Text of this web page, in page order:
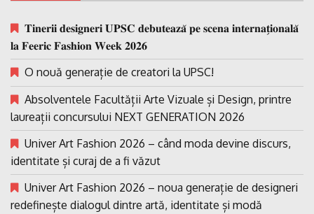
𝐓𝐢𝐧𝐞𝐫𝐢𝐢 𝐝𝐞𝐬𝐢𝐠𝐧𝐞𝐫𝐢 𝐔𝐏𝐒𝐂 𝐝𝐞𝐛𝐮𝐭𝐞𝐚𝐳𝐚̆ 𝐩𝐞 𝐬𝐜𝐞𝐧𝐚 𝐢𝐧𝐭𝐞𝐫𝐧𝐚𝐭̗𝐢𝐨𝐧𝐚𝐥𝐚̆
𝐥𝐚 𝐅𝐞𝐞𝐫𝐢𝐜 𝐅𝐚𝐬𝐡𝐢𝐨𝐧 𝐖𝐞𝐞𝐤 𝟐𝟎𝟐𝟔
O nouă generație de creatori la UPSC!
Absolventele Facultății Arte Vizuale și Design, printre
laureații concursului NEXT GENERATION 2026
Univer Art Fashion 2026 – când moda devine discurs,
identitate și curaj de a fi văzut
Univer Art Fashion 2026 – noua generație de designeri
redefinește dialogul dintre artă, identitate și modă